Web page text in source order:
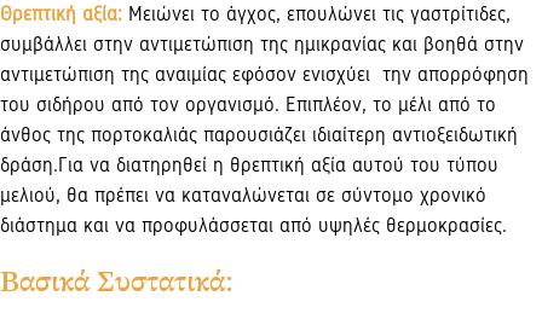
Θρεπτική αξία: Μειώνει το άγχος, επουλώνει τις γαστρίτιδες,
συμβάλλει στην αντιμετώπιση της ημικρανίας και βοηθά στην
αντιμετώπιση της αναιμίας εφόσον ενισχύει την απορρόφηση
του σιδήρου από τον οργανισμό. Επιπλέον, το μέλι από το
άνθος της πορτοκαλιάς παρουσιάζει ιδιαίτερη αντιοξειδωτική
δράση.Για να διατηρηθεί η θρεπτική αξία αυτού του τύπου
μελιού, θα πρέπει να καταναλώνεται σε σύντομο χρονικό
διάστημα και να προφυλάσσεται από υψηλές θερμοκρασίες.
Βασικά Συστατικά: